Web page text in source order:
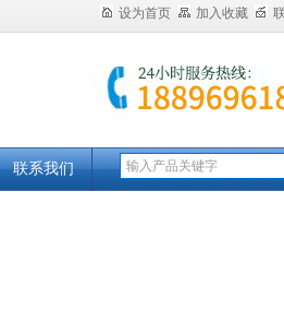
设为首页 加入收藏
联系我们